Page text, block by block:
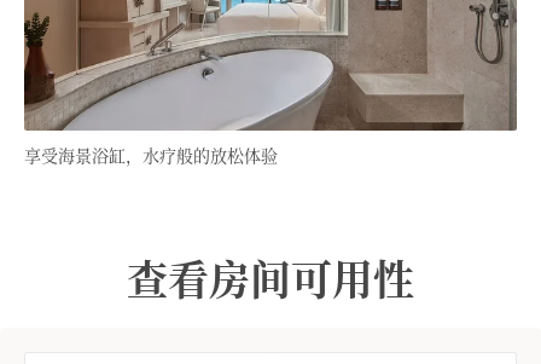
享受海景浴缸，水疗般的放松体验
查看房间可用性